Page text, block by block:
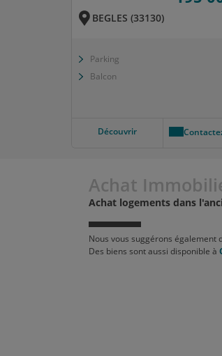
BEGLES (33130)
Parking
Balcon
Découvrir
Achat
Achat logements dans
Nous vous suggérons
Des biens sont aussi disponible à